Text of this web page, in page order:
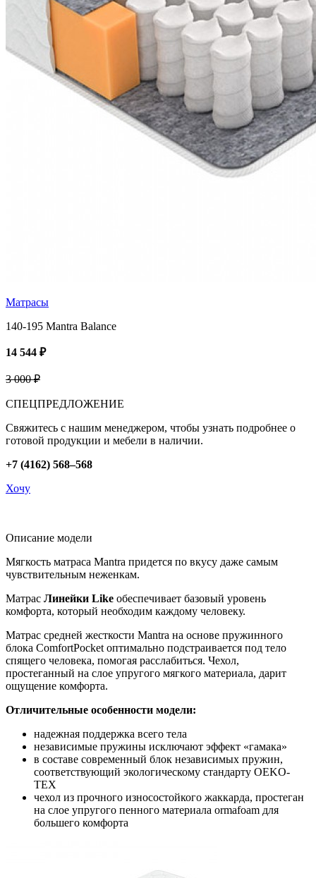
Матрасы
140-195 Mantra Balance
14 544 ₽
3 000 ₽
СПЕЦПРЕДЛОЖЕНИЕ
Свяжитесь с нашим менеджером, чтобы узнать подробнее о
готовой продукции и мебели в наличии.
+7 (4162) 568–568
Хочу
Описание модели
Мягкость матраса Mantra придется по вкусу даже самым
чувствительным неженкам.
Матрас Линейки Like обеспечивает базовый уровень
комфорта, который необходим каждому человеку.
Матрас средней жесткости Mantra на основе пружинного
блока ComfortPocket оптимально подстраивается под тело
спящего человека, помогая расслабиться. Чехол,
простеганный на слое упругого мягкого материала, дарит
ощущение комфорта.
Отличительные особенности модели:
надежная поддержка всего тела
независимые пружины исключают эффект «гамака»
в составе современный блок независимых пружин,
соответствующий экологическому стандарту OEKO-
TEX
чехол из прочного износостойкого жаккарда, простеган
на слое упругого пенного материала ormafoam для
большего комфорта